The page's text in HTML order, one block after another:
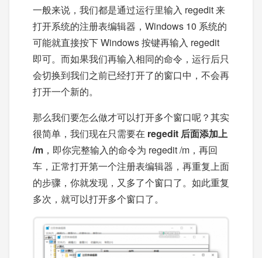
一般来说，我们都是通过运行里输入 regedit 来
打开系统的注册表编辑器，Windows 10 系统的
可能就直接按下 Windows 按键再输入 regedit
即可。而如果我们再输入相同的命令，运行后只
会切换到我们之前已经打开了的窗口中，不会再
打开一个新的。
那么我们要怎么做才可以打开多个窗口呢？其实
很简单，我们现在只需要在 regedit 后面添加上
/m ，即你完整输入的命令为 regedit /m，再回
车，正常打开第一个注册表编辑器，再重复上面
的步骤，你就发现，又多了个窗口了。如此重复
多次，就可以打开多个窗口了。